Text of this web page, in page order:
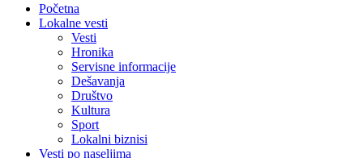
Početna
Lokalne vesti
Vesti
Hronika
Servisne informacije
Dešavanja
Društvo
Kultura
Sport
Lokalni biznisi
Vesti po naseljima